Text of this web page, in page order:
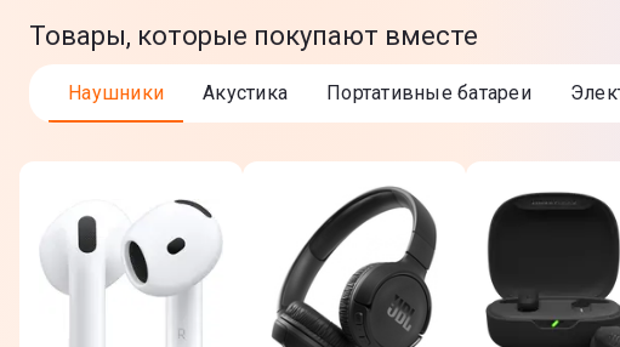
Допустимая нагрузка
Минимальный рост
Угол подъема
Автономность
Товары, которые покупают вместе
Наушники Акустика Портативные батареи